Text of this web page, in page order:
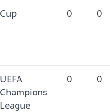
Cup 0 0
UEFA
Champions
League
0 0